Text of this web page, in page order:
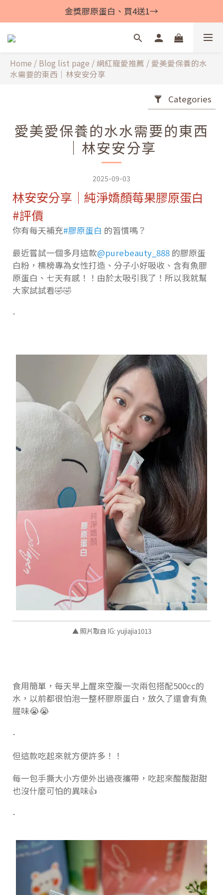
金獎膠原蛋白、買4送1→
Home / Blog list page / 網紅寵愛推薦 / 愛美愛保養的水
水需要的東西｜林安安分享
Categories
愛美愛保養的水水需要的東西
｜林安安分享
2025-09-03
林安安分享｜純淨嬌顏莓果膠原蛋白
#評價
你有每天補充#膠原蛋白 的習慣嗎？
最近嘗試一個多月這款@purebeauty_888 的膠原蛋
白粉，標榜專為女性打造、分子小好吸收、含有魚膠
原蛋白、七天有感！！由於太吸引我了！所以我就幫
大家試試看🤣🤣
-
▲ 照片取自 IG: yujiajia1013
食用簡單，每天早上醒來空腹一次兩包搭配500cc的
水，以前都很怕泡一整杯膠原蛋白，放久了還會有魚
腥味😭😭
-
但這款吃起來就方便許多！！
每一包手撕大小方便外出過夜攜帶，吃起來酸酸甜甜
也沒什麼可怕的異味👍
-